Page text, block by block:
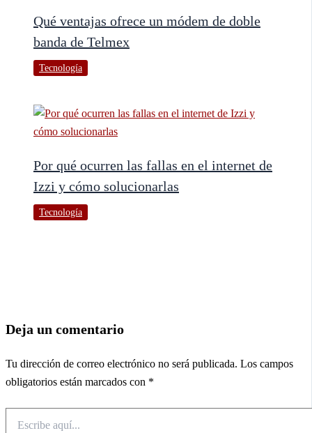
Qué ventajas ofrece un módem de doble
banda de Telmex
Tecnología
Por qué ocurren las fallas en el internet de
Izzi y cómo solucionarlas
Tecnología
Deja un comentario
Tu dirección de correo electrónico no será publicada. Los campos
obligatorios están marcados con *
aquí...